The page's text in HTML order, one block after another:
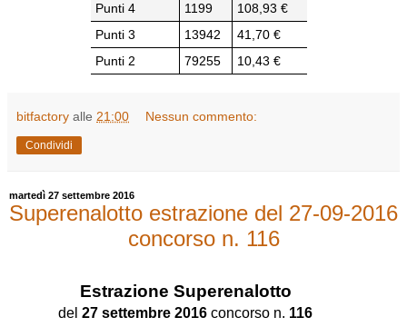
Punti 4
1199
108,93 €
Punti 3
13942
41,70 €
Punti 2
79255 10,43 €
bitfactory alle 21:00 Nessun commento:
Condividi
martedì 27 settembre 2016
Superenalotto estrazione del 27-09-2016
concorso n. 116
Estrazione Superenalotto
del 27 settembre 2016 concorso n. 116